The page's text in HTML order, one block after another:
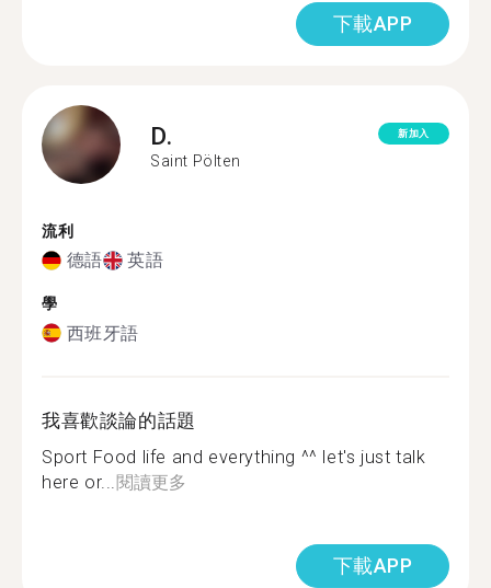
下載APP
D.
Saint Pölten
新加入
流利
德語 英語
學
西班牙語
我喜歡談論的話題
Sport Food life and everything ^^ let's just talk
here or... 閱讀更多
下載APP